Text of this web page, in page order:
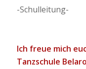
-Schulleitung-
Ich freue mich
Tanzschule